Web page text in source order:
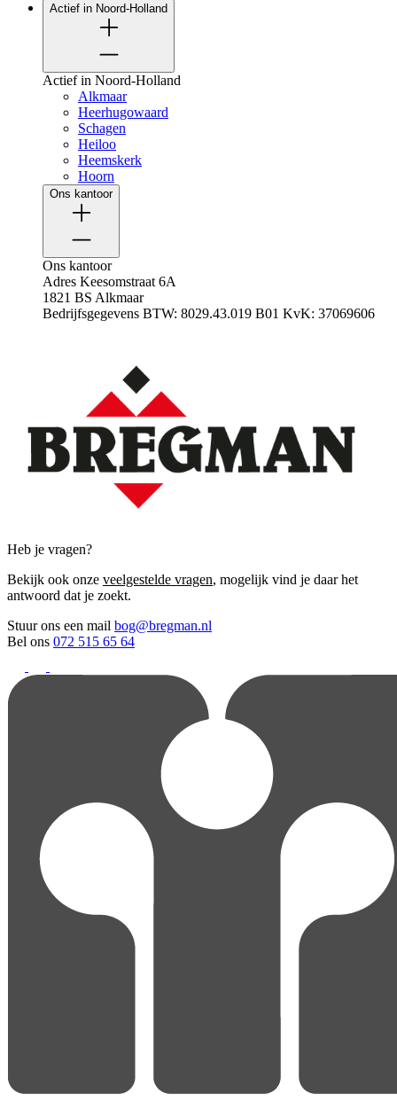
Actief in Noord-Holland
Actief in Noord-Holland
Alkmaar
Heerhugowaard
Schagen
Heiloo
Heemskerk
Hoorn
Ons kantoor
Ons kantoor
Adres Keesomstraat 6A
1821 BS Alkmaar
Bedrijfsgegevens BTW: 8029.43.019 B01 KvK: 37069606
Heb je vragen?
Bekijk ook onze veelgestelde vragen, mogelijk vind je daar het
antwoord dat je zoekt.
Stuur ons een mail bog@bregman.nl
Bel ons 072 515 65 64